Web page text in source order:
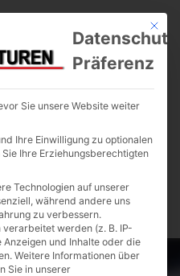
Mit
Präferenz
Sie unsere Website weiter
Ihre Einwilligung zu optionalen
Ihre Erziehungsberechtigten
Technologien auf unserer
während andere uns
zu verbessern.
werden (z. B. IP-
Anzeigen und Inhalte oder die
Weitere Informationen über
Sie in unserer